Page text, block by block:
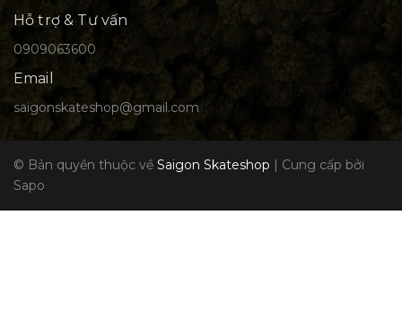
Hỗ trợ & Tư vấn
0909063600
Email
saigonskateshop@gmail.com
© Bản quyền thuộc về Saigon Skateshop | Cung cấp bởi
Sapo